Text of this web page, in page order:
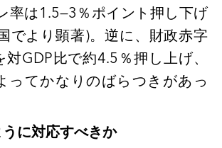
率は1.5—3％ポイント押し下げ
でより顕著)。逆に、財政赤字
GDP比で約4.5％押し上げ、
ってかなりのばらつきがあっ
に対応すべきか